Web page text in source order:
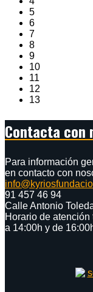
5
6
7
8
9
10
11
12
13
Contacta con
Para información
en contacto con
91 457 46 94
Calle Antonio
Horario de
a 14:00h y de